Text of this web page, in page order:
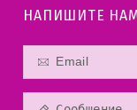
НАПИШИТЕ